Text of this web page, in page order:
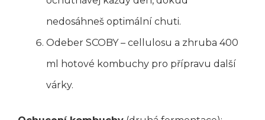
nedosáhneš optimální chuti.
Odeber SCOBY – cellulosu a zhruba 400
ml hotové kombuchy pro přípravu další
várky.